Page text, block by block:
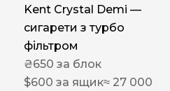
Kent Crystal Demi —
сигарети з турбо
фільтром
₴650 за блок
$600 за ящик≈ 27 000